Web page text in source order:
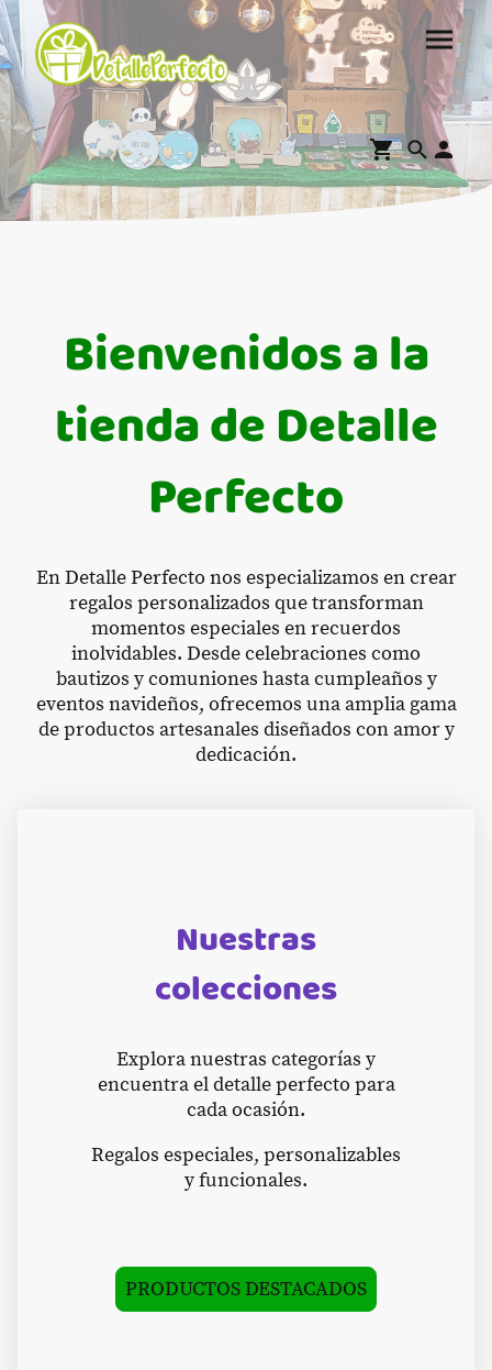
Bienvenidos a la
tienda de Detalle
Perfecto
En Detalle Perfecto nos especializamos en crear
regalos personalizados que transforman
momentos especiales en recuerdos
inolvidables. Desde celebraciones como
bautizos y comuniones hasta cumpleaños y
eventos navideños, ofrecemos una amplia gama
de productos artesanales diseñados con amor y
dedicación.
Nuestras
colecciones
Explora nuestras categorías y
encuentra el detalle perfecto para
cada ocasión.
Regalos especiales, personalizables
y funcionales.
PRODUCTOS DESTACADOS